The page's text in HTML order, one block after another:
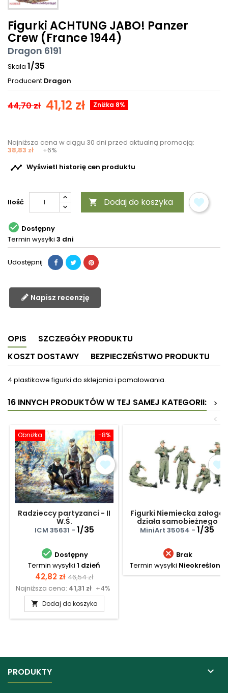
Figurki ACHTUNG JABO! Panzer
Crew (France 1944)
Dragon 6191
Skala 1/35
Producent Dragon
44,70 zł 41,12 zł Zniżka 8%
Najniższa cena w ciągu 30 dni przed aktualną promocją:
38,83 zł +6%
 Wyświetl historię cen produktu
Ilość  Dodaj do koszyka
 Dostępny
Termin wysyłki 3 dni
Udostępnij
Napisz recenzję
OPIS
SZCZEGÓŁY PRODUKTU
KOSZT DOSTAWY
BEZPIECZEŃSTWO PRODUKTU
4 plastikowe figurki do sklejania i pomalowania.
16 INNYCH PRODUKTÓW W TEJ SAMEJ KATEGORII:
>
<
-8%
Obniżka
Radzieccy partyzanci - II
W.Ś.
ICM 35631 - 1/35
 Dostępny
Termin wysyłki 1 dzień
Cena
42,82 zł Cena
podstawowa
46,54 zł
Najniższa cena: 41,31 zł +4%
 Dodaj do koszyka
Figurki Niemiecka załoga
działa samobieżnego
MiniArt 35054 - 1/35
 Brak
Termin wysyłki Nieokreślony
PRODUKTY 